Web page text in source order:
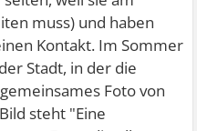
muss) und haben
Kontakt. Im Sommer
Stadt, in der die
Foto von
steht "Eine